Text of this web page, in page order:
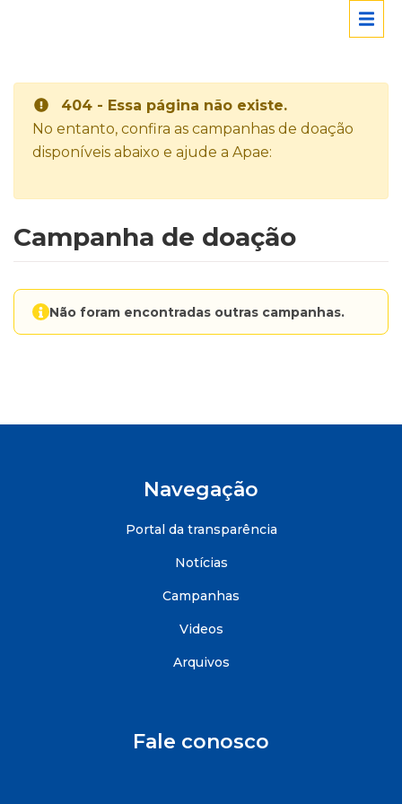
404 - Essa página não existe.
No entanto, confira as campanhas de doação
disponíveis abaixo e ajude a Apae:
Campanha de doação
Não foram encontradas outras campanhas.
Navegação
Portal da transparência
Notícias
Campanhas
Videos
Arquivos
Fale conosco